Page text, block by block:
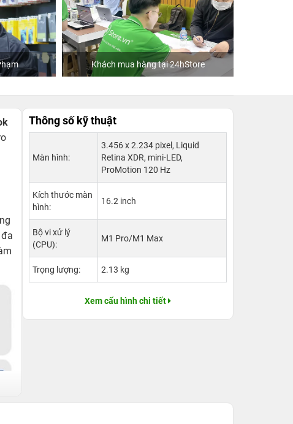
Khách mua hàng tại 24hStore
Thông số kỹ thuật
Màn hình:
3.456 x 2.234 pixel, Liquid
Retina XDR, mini-LED,
ProMotion 120 Hz
Kích thước màn
hình:
16.2 inch
Bộ vi xử lý
(CPU):
M1 Pro/M1 Max
Trọng lượng: 2.13 kg
Xem cấu hình chi tiết